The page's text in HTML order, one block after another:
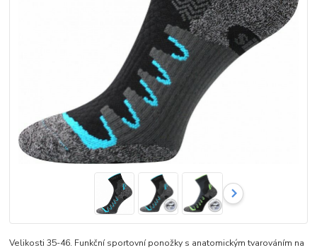
Velikosti 35-46. Funkční sportovní ponožky s anatomickým tvarováním na